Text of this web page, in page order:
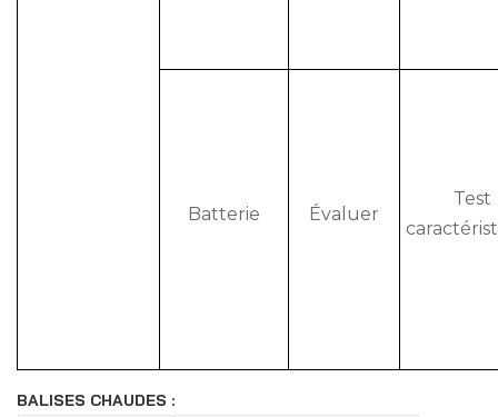
Batterie Évaluer
Test
BALISES CHAUDES :